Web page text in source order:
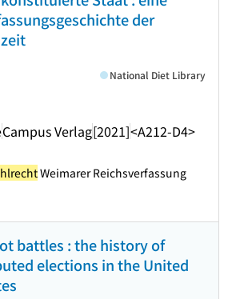
der
Campus Verlag[2021]<A212-D4>
National Diet Library
Weimarer Reichsverfassung
battles : the history of
elections in the United